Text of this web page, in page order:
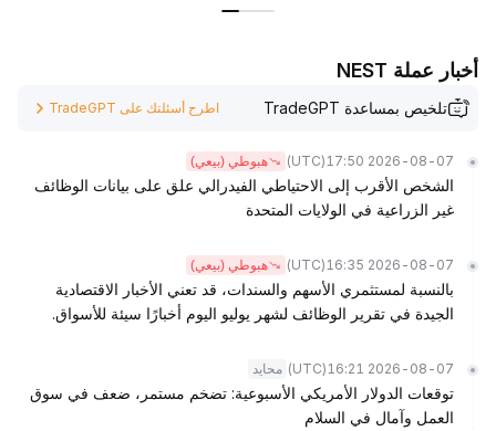
أخبار عملة NEST
تلخيص بمساعدة TradeGPT اطرح أسئلتك على TradeGPT
2026-08-07 17:50
(UTC) هبوطي (بيعي)
الشخص الأقرب إلى الاحتياطي الفيدرالي علق على بيانات الوظائف
غير الزراعية في الولايات المتحدة
2026-08-07 16:35
(UTC) هبوطي (بيعي)
بالنسبة لمستثمري الأسهم والسندات، قد تعني الأخبار الاقتصادية
الجيدة في تقرير الوظائف لشهر يوليو اليوم أخبارًا سيئة للأسواق.
2026-08-07 16:21
(UTC) محايد
توقعات الدولار الأمريكي الأسبوعية: تضخم مستمر، ضعف في سوق
العمل وآمال في السلام